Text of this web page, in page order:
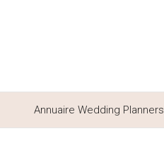
Annuaire Wedding Planners